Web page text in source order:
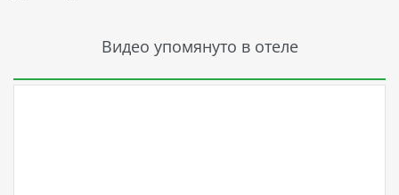
Видео упомянуто в отеле